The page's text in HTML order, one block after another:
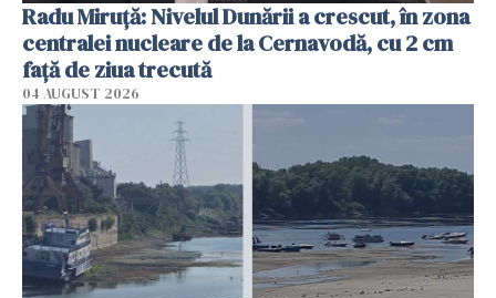
Radu Miruţă: Nivelul Dunării a crescut, în zona
centralei nucleare de la Cernavodă, cu 2 cm
faţă de ziua trecută
04 AUGUST 2026